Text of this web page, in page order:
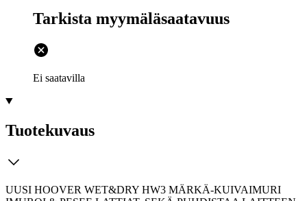
Tarkista myymäläsaatavuus
Ei saatavilla
Tuotekuvaus
UUSI HOOVER WET&DRY HW3 MÄRKÄ-KUIVAIMURI